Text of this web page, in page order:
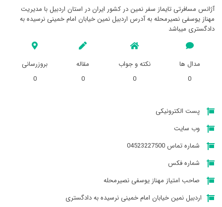
آژانس مسافرتی تايماز سفر نمين در کشور ایران در استان اردبيل با مدیریت
مهناز یوسفی نصیرمحله به آدرس اردبیل نمین خیابان امام خمینی نرسیده به
دادگستری میباشد
مدال ها
0
نکته و جواب
0
مقاله
0
بروزرسانی
0
پست الکترونیکی
وب سایت
شماره تماس 04523227500
شماره فکس
صاحب امتیاز مهناز یوسفی نصیرمحله
اردبیل نمین خیابان امام خمینی نرسیده به دادگستری